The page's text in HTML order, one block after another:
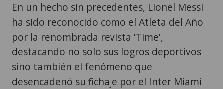
En un hecho sin precedentes, Lionel Messi
ha sido reconocido como el Atleta del Año
por la renombrada revista 'Time',
destacando no solo sus logros deportivos
sino también el fenómeno que
desencadenó su fichaje por el Inter Miami